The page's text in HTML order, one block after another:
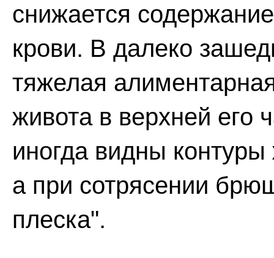
снижается
крови. В далеко
тяжелая
живота в верхней его
иногда видны контуры
а при сотрясении
плеска".